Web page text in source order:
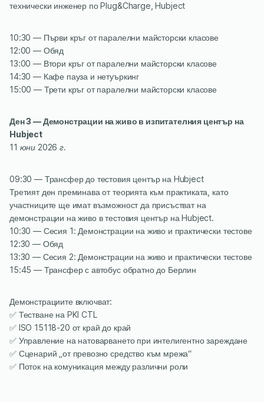
технически инженер по Plug&Charge, Hubject
10:30 — Първи кръг от паралелни майсторски класове
12:00 — Обяд
13:00 — Втори кръг от паралелни майсторски класове
14:30 — Кафе пауза и нетуъркинг
15:00 — Трети кръг от паралелни майсторски класове
Ден 3 — Демонстрации на живо в изпитателния център на
Hubject
‍11 юни 2026 г.
09:30 — Трансфер до тестовия център на Hubject
Третият ден преминава от теорията към практиката, като
участниците ще имат възможност да присъстват на
демонстрации на живо в тестовия център на Hubject.
10:30 — Сесия 1: Демонстрации на живо и практически тестове
12:30 — Обяд
13:30 — Сесия 2: Демонстрации на живо и практически тестове
15:45 — Трансфер с автобус обратно до Берлин
Демонстрациите включват:
✅ Тестване на PKI CTL
✅ ISO 15118-20 от край до край
✅ Управление на натоварването при интелигентно зареждане
✅ Сценарий „от превозно средство към мрежа“
✅ Поток на комуникация между различни роли